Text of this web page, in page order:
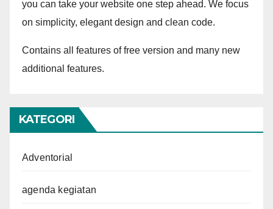
you can take your website one step ahead. We focus
on simplicity, elegant design and clean code.
Contains all features of free version and many new
additional features.
KATEGORI
Adventorial
agenda kegiatan